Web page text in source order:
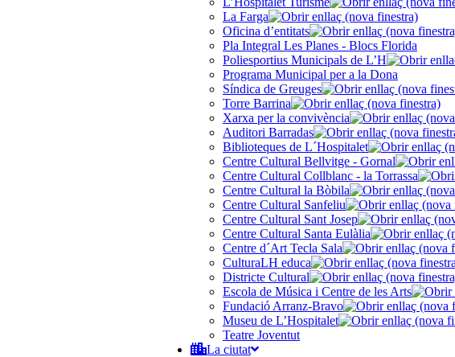
La Farga
Oficina d’entitats
Pla Integral Les Planes - Blocs Florida
Poliesportius Municipals de L’H
Programa Municipal per a la Dona
Síndica de Greuges
Torre Barrina
Xarxa per la convivència
Auditori Barradas
Biblioteques de L´Hospitalet
Centre Cultural Bellvitge - Gornal
Centre Cultural Collblanc - la Torrassa
Centre Cultural la Bòbila
Centre Cultural Sanfeliu
Centre Cultural Sant Josep
Centre Cultural Santa Eulàlia
Centre d´Art Tecla Sala
CulturaLH educa
Districte Cultural
Escola de Música i Centre de les Arts
Fundació Arranz-Bravo
Museu de L’Hospitalet
Teatre Joventut
La ciutat